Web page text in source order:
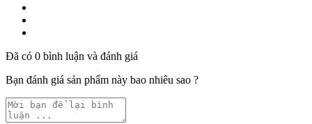
Đã có 0 bình luận và đánh giá
Bạn đánh giá sản phẩm này bao nhiêu sao ?